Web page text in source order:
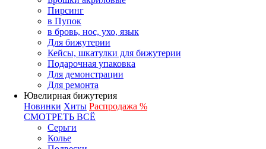
Пирсинг
в Пупок
в бровь, нос, ухо, язык
Для бижутерии
Кейсы, шкатулки для бижутерии
Подарочная упаковка
Для демонстрации
Для ремонта
Ювелирная бижутерия
Новинки Хиты Распродажа %
СМОТРЕТЬ ВСЁ
Серьги
Колье